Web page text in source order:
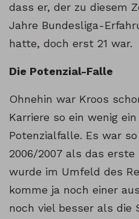
dass er, der zu diesem
Jahre Bundesliga-
hatte, doch erst 21 war.
Die Potenzial-Falle
Ohnehin war Kroos
Karriere so ein wenig
Potenzialfalle. Es war
2006/2007 als das
wurde im Umfeld des
komme ja noch einer
noch viel besser als die